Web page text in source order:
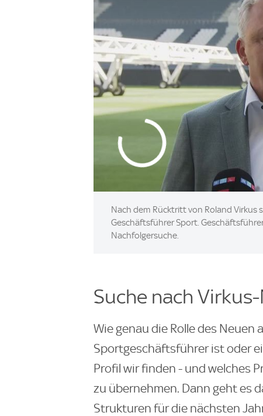
Nach dem Rücktritt von Roland Virkus
Geschäftsführer Sport.
Nachfolgersuche.
Suche nach
Wie genau die Rolle des Neuen
Sportgeschäftsführer ist oder
Profil wir finden - und welches
zu übernehmen. Dann geht es
Strukturen für die nächsten